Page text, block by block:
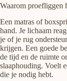
Waarom proefliggen
Een matras of
hand. Je lichaam
je of je rug
krijgen. Een goede
de tijd en de ruimte
slaaphouding. Voelt
die je nodig hebt.